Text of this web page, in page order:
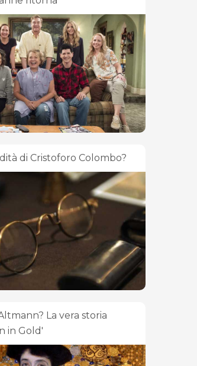
di Cristoforo Colombo?
La vera storia
in Gold'